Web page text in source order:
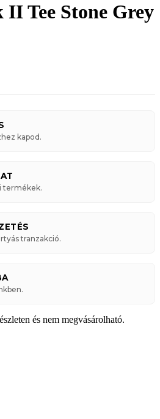
Tee Stone Grey
kapod.
termékek.
tranzakció.
és nem megvásárolható.